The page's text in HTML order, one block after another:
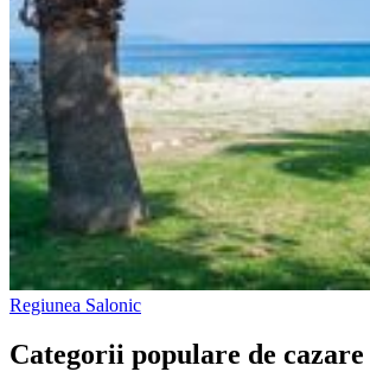
Regiunea Salonic
Categorii populare de cazare